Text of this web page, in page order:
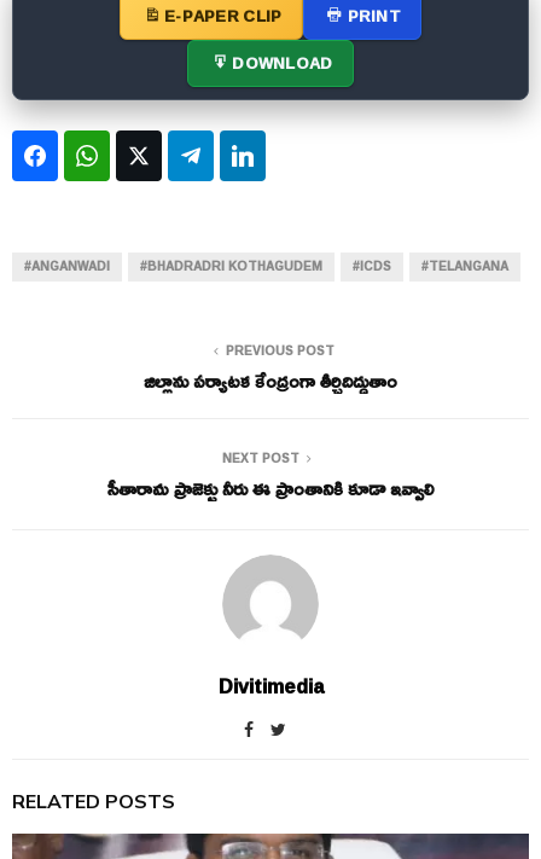
E-PAPER CLIP
PRINT
DOWNLOAD
FacebookWhatsApp
Twitter Telegram
#ANGANWADI #BHADRADRI KOTHAGUDEM #ICDS #TELANGANA
PREVIOUS POST
జిల్లాను పర్యాటక కేంద్రంగా తీర్చిదిద్దుతాం
NEXT POST
సీతారామ ప్రాజెక్టు నీరు ఈ ప్రాంతానికి కూడా ఇవ్వాలి
Divitimedia
RELATED POSTS